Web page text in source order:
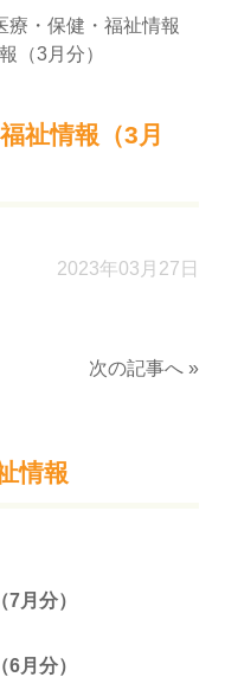
療・保健・福祉情報
（3月分）
祉情報（3月
2023年03月27日
次の記事へ »
情報
月分）
月分）